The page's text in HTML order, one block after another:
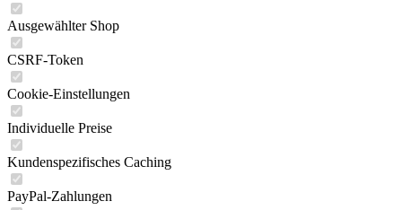
Ausgewählter Shop
CSRF-Token
Cookie-Einstellungen
Individuelle Preise
Kundenspezifisches Caching
PayPal-Zahlungen